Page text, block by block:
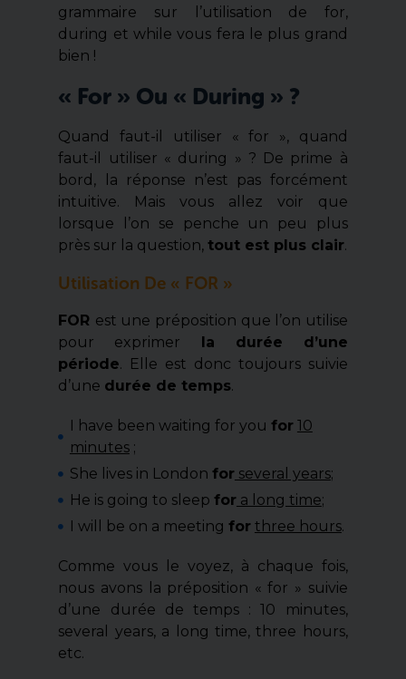
grammaire sur l’utilisation de for,
during et while vous fera le plus grand
bien !
« For » Ou « During » ?
Quand faut-il utiliser « for », quand
faut-il utiliser « during » ? De prime à
bord, la réponse n’est pas forcément
intuitive. Mais vous allez voir que
lorsque l’on se penche un peu plus
près sur la question,tout est plus clair.
Utilisation De « FOR »
FOR est une préposition que l’on utilise
pour exprimer la durée d’une
période. Elle est donc toujours suivie
d’une durée de temps.
I have been waiting for you for 10
minutes;
She lives in London forseveral years;
He is going to sleep fora long time;
I will be on a meeting for three hours.
Comme vous le voyez, à chaque fois,
nous avons la préposition « for » suivie
d’une durée de temps : 10 minutes,
several years, a long time, three hours,
etc.